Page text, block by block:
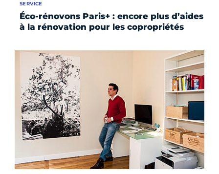
Éco-rénovons Paris+ : encore plus d’aides
à la rénovation pour les copropriétés
SERVICE